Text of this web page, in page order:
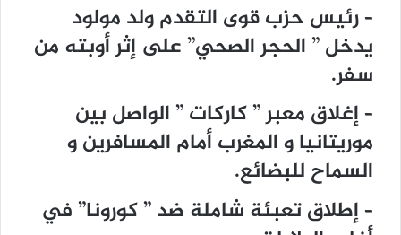
– رئيس حزب قوى التقدم ولد مولود
يدخل ” الحجر الصحي” على إثر أوبته من
سفر.
– إغلاق معبر ” كاركات ” الواصل بين
موريتانيا و المغرب أمام المسافرين و
السماح للبضائع.
– إطلاق تعبئة شاملة ضد ” كورونا” في